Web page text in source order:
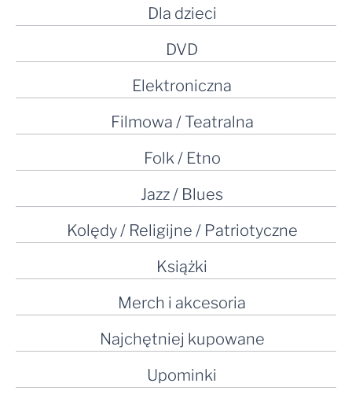
Dla dzieci
DVD
Elektroniczna
Filmowa / Teatralna
Folk / Etno
Jazz / Blues
Kolędy / Religijne / Patriotyczne
Książki
Merch i akcesoria
Najchętniej kupowane
Upominki